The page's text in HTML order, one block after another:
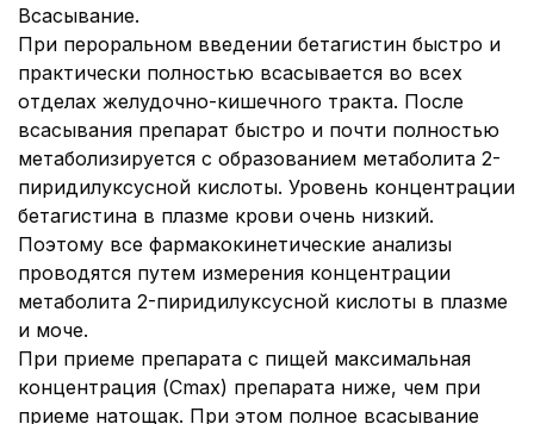
Всасывание.
При пероральном введении бетагистин быстро и
практически полностью всасывается во всех
отделах желудочно-кишечного тракта. После
всасывания препарат быстро и почти полностью
метаболизируется с образованием метаболита 2-
пиридилуксусной кислоты. Уровень концентрации
бетагистина в плазме крови очень низкий.
Поэтому все фармакокинетические анализы
проводятся путем измерения концентрации
метаболита 2-пиридилуксусной кислоты в плазме
и моче.
При приеме препарата с пищей максимальная
концентрация (Cmax) препарата ниже, чем при
приеме натощак. При этом полное всасывание